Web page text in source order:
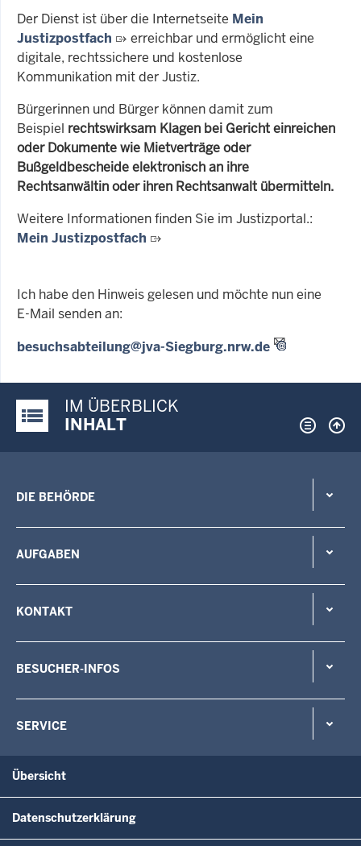
Der Dienst ist über die Internetseite Mein
Justizpostfach
erreichbar und ermöglicht eine
digitale, rechtssichere und kostenlose
Kommunikation mit der Justiz.
Bürgerinnen und Bürger können damit zum
Beispiel rechtswirksam Klagen bei Gericht einreichen
oder Dokumente wie Mietverträge oder
Bußgeldbescheide elektronisch an ihre
Rechtsanwältin oder ihren Rechtsanwalt übermitteln.
Weitere Informationen finden Sie im Justizportal.:
Mein Justizpostfach
Ich habe den Hinweis gelesen und möchte nun eine
E-Mail senden an:
besuchsabteilung@jva-Siegburg.nrw.de
Justiz-Portal im Überblick:
IM ÜBERBLICK
INHALT
DIE BEHÖRDE
AUFGABEN
KONTAKT
BESUCHER-INFOS
SERVICE
Übersicht
Datenschutzerklärung